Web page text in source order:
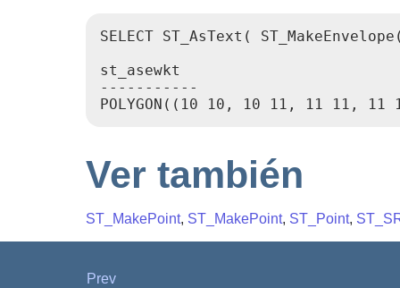
SELECT ST_AsText(
st_asewkt
-----------
Ver también
ST_MakePoint, ST_MakePoint, ST_Point,
Prev